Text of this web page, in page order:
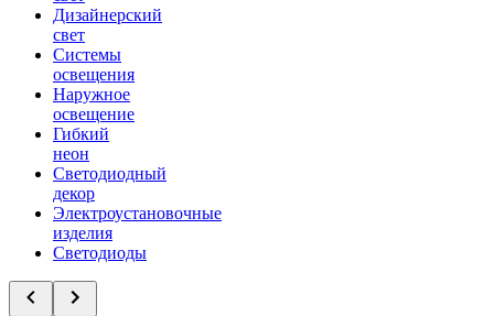
Дизайнерский
свет
Системы
освещения
Наружное
освещение
Гибкий
неон
Светодиодный
декор
Электроустановочные
изделия
Светодиоды